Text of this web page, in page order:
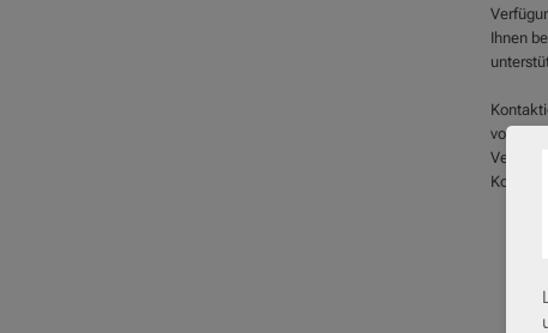
Ihnen
von
Konz.